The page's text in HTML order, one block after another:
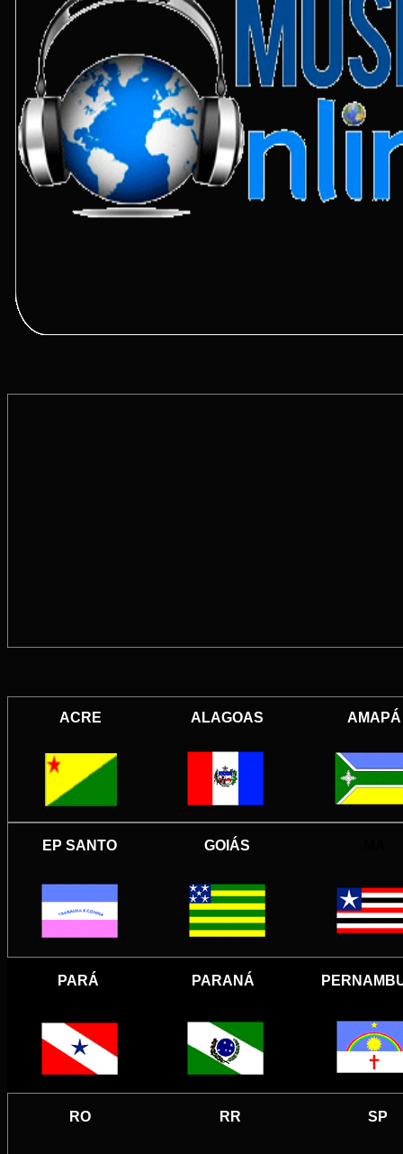
ACRE ALAGOAS AMAPÁ
EP SANTO GOIÁS
PARÁ PARANÁ
RO RR SP